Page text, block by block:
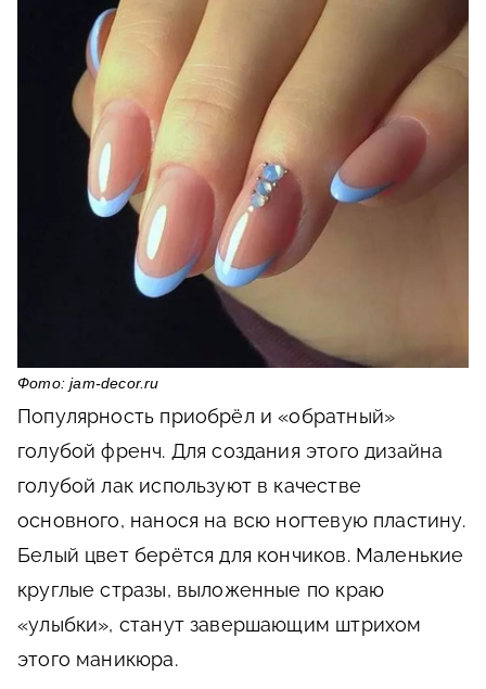
Фото: jam-decor.ru
Популярность приобрёл и «обратный»
голубой френч. Для создания этого дизайна
голубой лак используют в качестве
основного, нанося на всю ногтевую пластину.
Белый цвет берётся для кончиков. Маленькие
круглые стразы, выложенные по краю
«улыбки», станут завершающим штрихом
этого маникюра.